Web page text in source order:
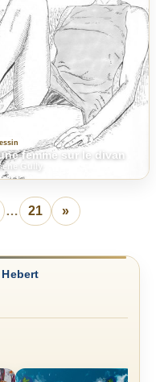
femme sur le divan
Gully
… 21 »